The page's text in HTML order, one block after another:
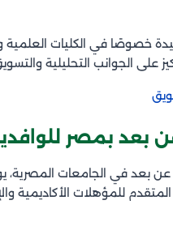
في الكليات العلمية
على الجوانب التحليلية
بعد بمصر
عن بعد في الجامعات
للمؤهلات الأكاديمية